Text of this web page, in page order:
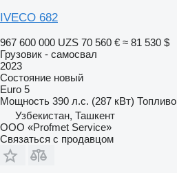
IVECO 682
967 600 000 UZS 70 560 € ≈ 81 530 $
Грузовик - самосвал
2023
Состояние новый
Euro 5
Мощность 390 л.с. (287 кВт) Топливо
Узбекистан, Ташкент
ООО «Profmet Service»
Связаться с продавцом